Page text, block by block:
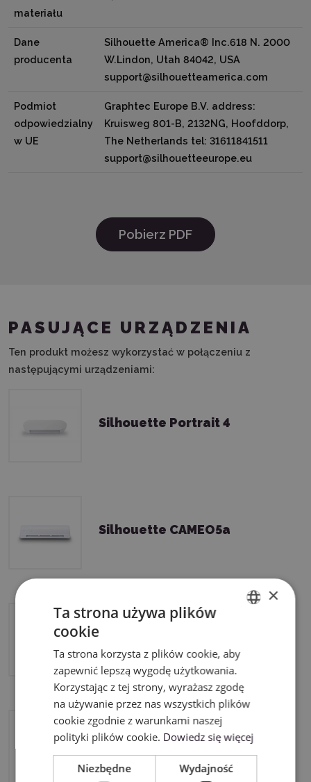
materiału
Dane
producenta
Silhouette America® Inc.618 N. 2000
W.Lindon, Utah 84042, USA
support@silhouetteamerica.com
Podmiot
odpowiedzialny
w UE
Graphtec Europe B.V. address:
Kruisweg 801-B, 2132NG, Hoofddorp,
The Netherlands tel: 31611841511
support@silhouetteeurope.eu
Pobierz PDF
PASUJĄCE URZĄDZENIA
Ten produkt możesz wykorzystać w połączeniu z
następującymi urządzeniami:
Silhouette Portrait 4
Silhouette CAMEO5a
Silhouette Cameo 5 Plus
POLISH
×
Ta strona używa plików
cookie
Ta strona korzysta z plików cookie, aby
zapewnić lepszą wygodę użytkowania.
Korzystając z tej strony, wyrażasz zgodę
na używanie przez nas wszystkich plików
cookie zgodnie z warunkami naszej
polityki plików cookie. Dowiedz się więcej
Niezbędne Wydajność